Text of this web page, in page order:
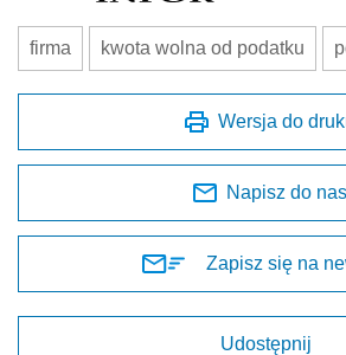
firma kwota wolna od podatku
Wersja do
Napisz do nas
Zapisz się na
Udostępnij